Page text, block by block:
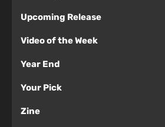
Upcoming Release
Video of the Week
Year End
Your Pick
Zine